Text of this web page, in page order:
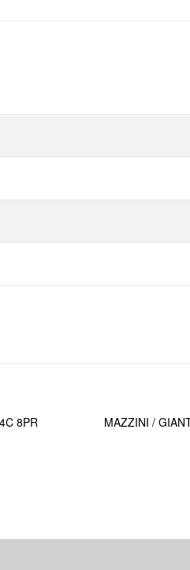
8PR MAZZINI /